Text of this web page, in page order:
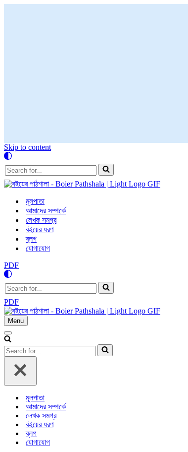
Skip to content
Search
for...
মূলপাতা
আমাদের সম্পর্কে
লেখক সমগ্র
বইয়ের ধরণ
ব্লগ
যোগাযোগ
PDF
Search
for...
PDF
Menu
Navigation
Navigation
Menu
Search
for...
মূলপাতা
আমাদের সম্পর্কে
লেখক সমগ্র
বইয়ের ধরণ
ব্লগ
যোগাযোগ